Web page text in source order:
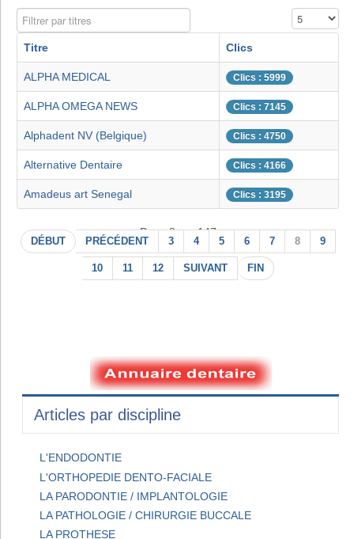
Filtrer par titres Affichage #
Titre Clics
ALPHA MEDICAL Clics : 5999
ALPHA OMEGA NEWS Clics : 7145
Alphadent NV (Belgique) Clics : 4750
Alternative Dentaire Clics : 4166
Amadeus art Senegal Clics : 3195
Page 8 sur 147
DÉBUT PRÉCÉDENT 3 4 5 6 7 8 9
10 11 12 SUIVANT FIN
Articles par discipline
L'ENDODONTIE
L'ORTHOPEDIE DENTO-FACIALE
LA PARODONTIE / IMPLANTOLOGIE
LA PATHOLOGIE / CHIRURGIE BUCCALE
LA PROTHESE